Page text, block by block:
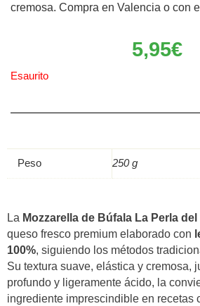
cremosa. Compra en Valencia o con
5,95€
Esaurito
Peso 250 g
La Mozzarella de Búfala La Perla
queso fresco premium elaborado con
100%, siguiendo los métodos
Su textura suave, elástica y cremosa,
profundo y ligeramente ácido, la
ingrediente imprescindible en recetas